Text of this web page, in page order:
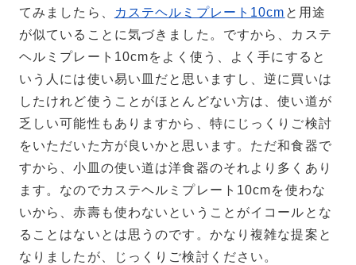
てみましたら、
カステヘルミプレート10cm と用途
が似ていることに気づきました。ですから、カステ
ヘルミプレート10cmをよく使う、よく手にすると
いう人には使い易い皿だと思いますし、逆に買いは
したけれど使うことがほとんどない方は、使い道が
乏しい可能性もありますから、特にじっくりご検討
をいただいた方が良いかと思います。ただ和食器で
すから、小皿の使い道は洋食器のそれより多くあり
ます。なのでカステヘルミプレート10cmを使わな
いから、赤壽も使わないということがイコールとな
ることはないとは思うのです。かなり複雑な提案と
なりましたが、じっくりご検討ください。